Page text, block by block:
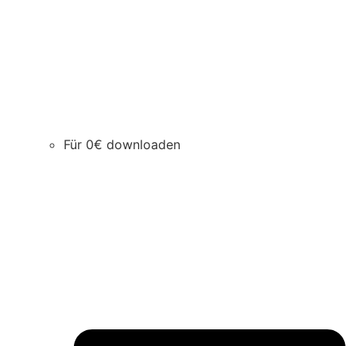
Für 0€ downloaden